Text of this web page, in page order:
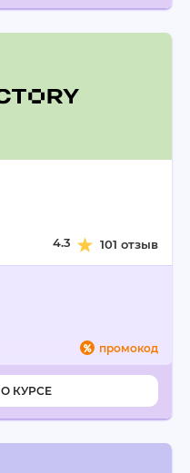
4.3 101 отзыв
промокод
КУРСЕ